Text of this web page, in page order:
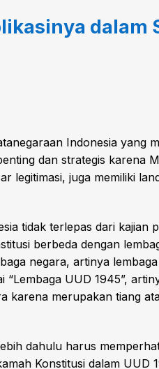
dalam
Indonesia yang
dan strategis karena
legitimasi, juga memiliki
tidak terlepas dari kajian
berbeda dengan
negara, artinya
UUD 1945”,
karena merupakan tiang
dahulu harus
Konstitusi dalam UUD